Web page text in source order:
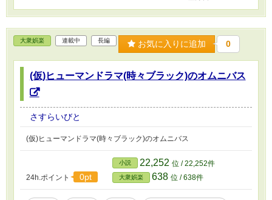
大衆娯楽 連載中 長編 お気に入りに追加 0
(仮)ヒューマンドラマ(時々ブラック)のオムニバス
さすらいびと
(仮)ヒューマンドラマ(時々ブラック)のオムニバス
24h.ポイント 0pt
小説 22,252 位 / 22,252件
大衆娯楽 638 位 / 638件